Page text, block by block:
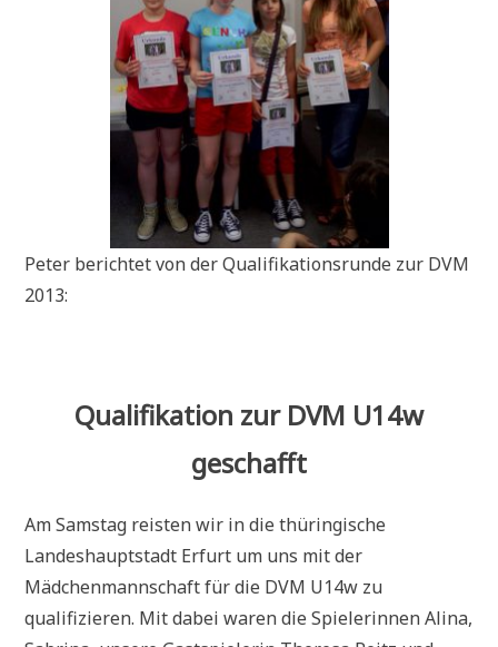
Peter berichtet von der Qualifikationsrunde zur DVM
2013:
Qualifikation zur DVM U14w
geschafft
Am Samstag reisten wir in die thüringische
Landeshauptstadt Erfurt um uns mit der
Mädchenmannschaft für die DVM U14w zu
qualifizieren. Mit dabei waren die Spielerinnen Alina,